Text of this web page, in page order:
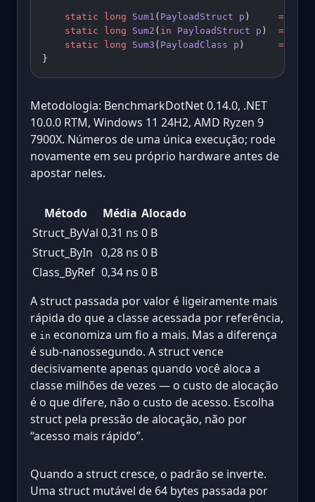
    static
long Sum1 ( PayloadStruct p ) =>
    static
long Sum2 ( in PayloadStruct p ) =>
    static
long Sum3 ( PayloadClass p ) =>
}
Metodologia: BenchmarkDotNet 0.14.0, .NET
10.0.0 RTM, Windows 11 24H2, AMD Ryzen 9
7900X. Números de uma única execução; rode
novamente em seu próprio hardware antes de
apostar neles.
Método Média Alocado
Struct_ByVal 0,31 ns 0 B
Struct_ByIn 0,28 ns 0 B
Class_ByRef 0,34 ns 0 B
A struct passada por valor é ligeiramente mais
rápida do que a classe acessada por referência,
e in economiza um fio a mais. Mas a diferença
é sub-nanossegundo. A struct vence
decisivamente apenas quando você aloca a
classe milhões de vezes — o custo de alocação
é o que difere, não o custo de acesso. Escolha
struct pela pressão de alocação, não por
“acesso mais rápido”.
Quando a struct cresce, o padrão se inverte.
Uma struct mutável de 64 bytes passada por